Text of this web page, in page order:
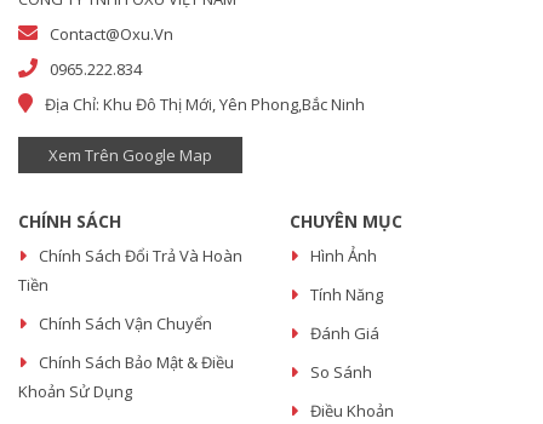
Contact@oxu.vn
0965.222.834
Địa Chỉ: Khu Đô Thị Mới, Yên Phong,Bắc Ninh
Xem Trên Google Map
CHÍNH SÁCH
Chính Sách Đổi Trả Và Hoàn
Tiền
Chính Sách Vận Chuyển
Chính Sách Bảo Mật & Điều
Khoản Sử Dụng
CHUYÊN MỤC
Hình Ảnh
Tính Năng
Đánh Giá
So Sánh
Điều Khoản